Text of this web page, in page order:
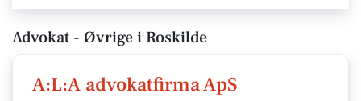
Advokat - Øvrige i Roskilde
A:L:A advokatfirma ApS